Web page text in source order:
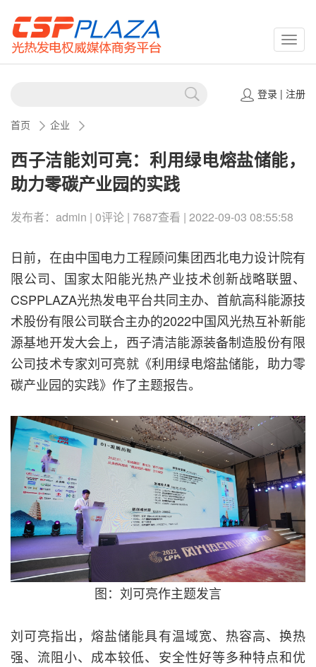
登录| 注册
首页 企业
西子洁能刘可亮：利用绿电熔盐储能，
助力零碳产业园的实践
发布者：admin | 0评论 | 7687查看 | 2022-09-03 08:55:58
日前，在由中国电力工程顾问集团西北电力设计院有
限公司、国家太阳能光热产业技术创新战略联盟、
CSPPLAZA光热发电平台共同主办、首航高科能源技
术股份有限公司联合主办的2022中国风光热互补新能
源基地开发大会上，西子清洁能源装备制造股份有限
公司技术专家刘可亮就《利用绿电熔盐储能，助力零
碳产业园的实践》作了主题报告。
图：刘可亮作主题发言
刘可亮指出，熔盐储能具有温域宽、热容高、换热
强、流阻小、成本较低、安全性好等多种特点和优